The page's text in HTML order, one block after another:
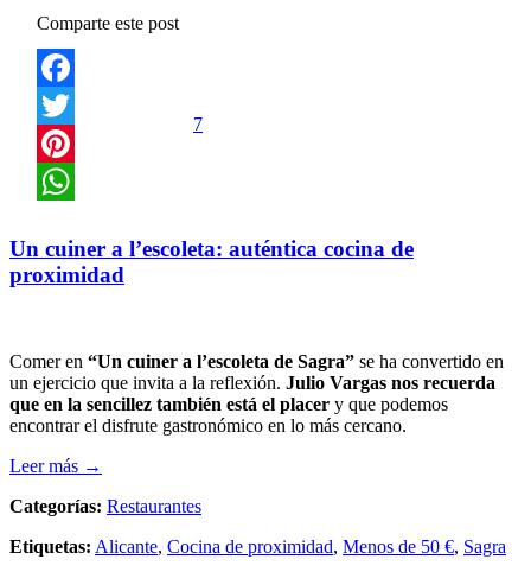
Comparte este post
Facebook
Twitter
Pinterest
7
Un cuiner a l’escoleta: auténtica cocina de
proximidad
Comer en “Un cuiner a l’escoleta de Sagra” se ha convertido en
un ejercicio que invita a la reflexión. Julio Vargas nos recuerda
que en la sencillez también está el placer y que podemos
encontrar el disfrute gastronómico en lo más cercano.
Leer más →
Categorías: Restaurantes
Etiquetas: Alicante, Cocina de proximidad, Menos de 50 €, Sagra